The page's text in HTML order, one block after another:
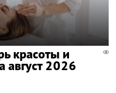
красоты и
август 2026